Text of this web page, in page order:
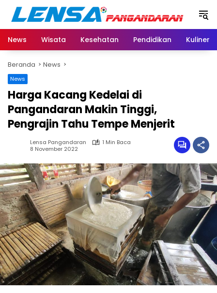
Langsung
konten
News
Wisata Kesehatan Pendidikan Kuliner
Beranda News
News
Harga Kacang Kedelai di
Pangandaran Makin Tinggi,
Pengrajin Tahu Tempe Menjerit
Lensa Pangandaran
1 Min Baca
8 November 2022